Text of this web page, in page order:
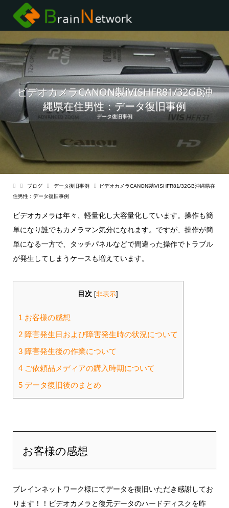
ビデオカメラCANON製iVISHFR81/32GB沖
縄県在住男性：データ復旧事例
データ復旧事例
ブログ データ復旧事例
ビデオカメラCANON製iVISHFR81/32GB沖縄県在
住男性：データ復旧事例
ビデオカメラは年々、軽量化し大容量化しています。操作も簡
単になり誰でもカメラマン気分になれます。ですが、操作が簡
単になる一方で、タッチパネルなどで間違った操作でトラブル
が発生してしまうケースも増えています。
目次 [非表示
1 お客様の感想
2障害発生日および障害発生時の状況について
3障害発生後の作業について
4ご依頼品メディアの購入時期について
5データ復旧後のまとめ
お客様の感想
ブレインネットワーク様にてデータを復旧いただき感謝してお
ります！！ビデオカメラと復元データのハードディスクを昨